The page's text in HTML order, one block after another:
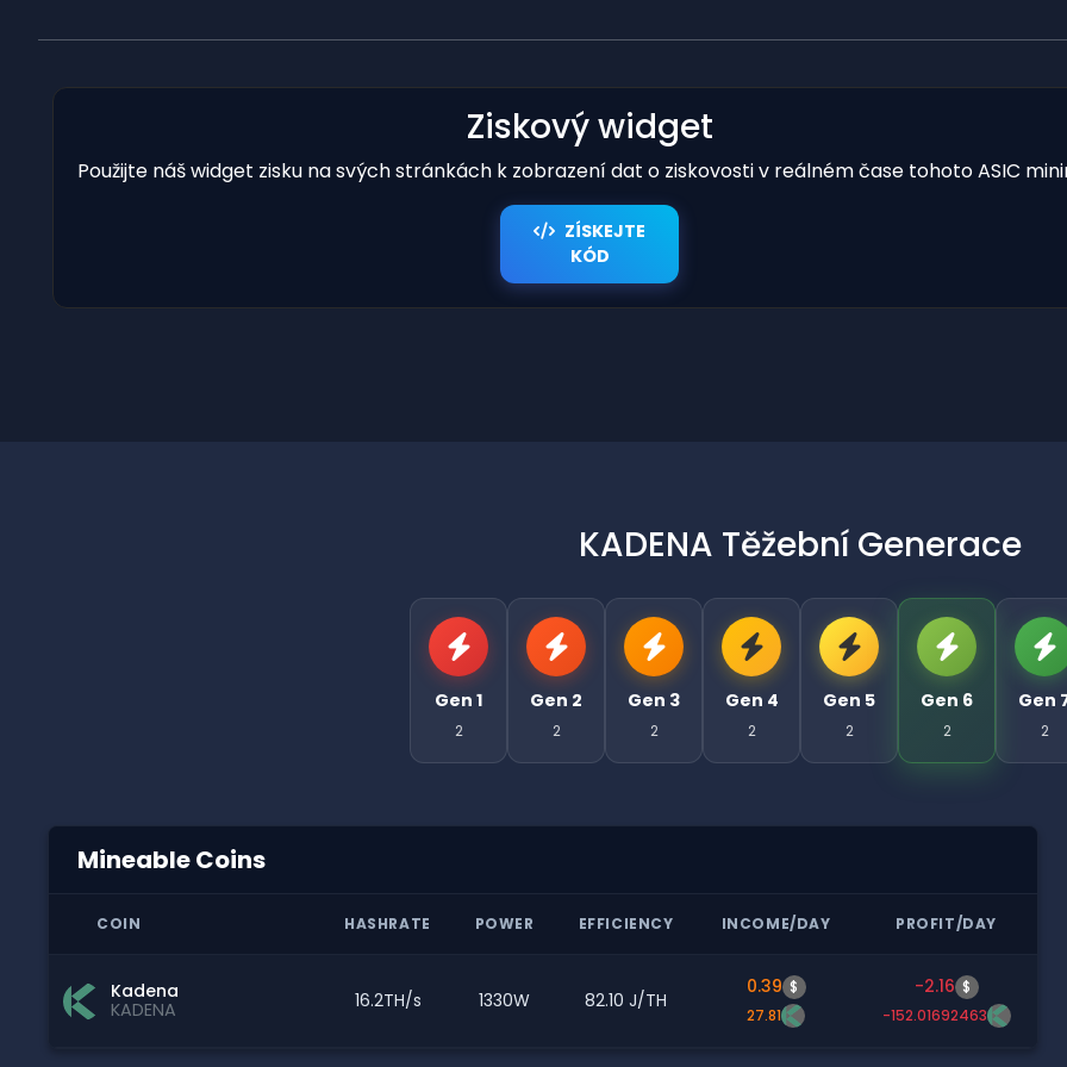
Ziskový widget
Použijte náš widget zisku na svých stránkách k zobrazení dat o ziskovosti v reálném čase tohoto ASIC
ZÍSKEJTE
KÓD
KADENA Těžební Generace
Gen 1
2
Gen 2
2
Gen 3
2
Gen 4
2
Gen 5
2
Gen 6
2
Gen
2
Mineable Coins
COIN HASHRATE POWER EFFICIENCY INCOME/DAY PROFIT/DAY
Kadena
KADENA
16.2TH/s 1330W 82.10 J/TH
0.39 $
27.81
-2.16 $
-152.01692463